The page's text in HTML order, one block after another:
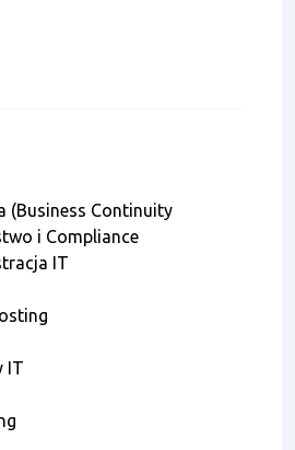
(Business Continuity
i Compliance
IT
IT